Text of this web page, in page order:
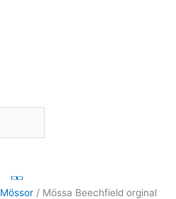
Mössor / Mössa Beechfield orginal